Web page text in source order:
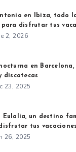
en Ibiza, todo
para disfrutar tus
2, 2026
en Barcelona,
discotecas
23, 2025
Eulalia, un destino
tus vacaciones
26, 2025